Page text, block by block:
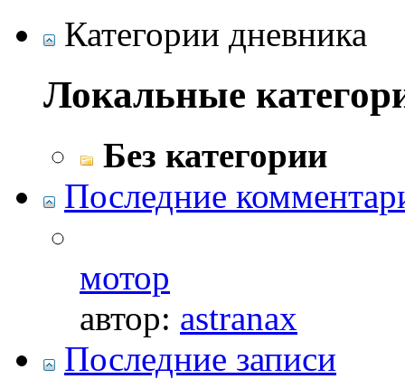
Категории дневника
Локальные
Без категории
Последние
мотор
автор: astranax
Последние записи